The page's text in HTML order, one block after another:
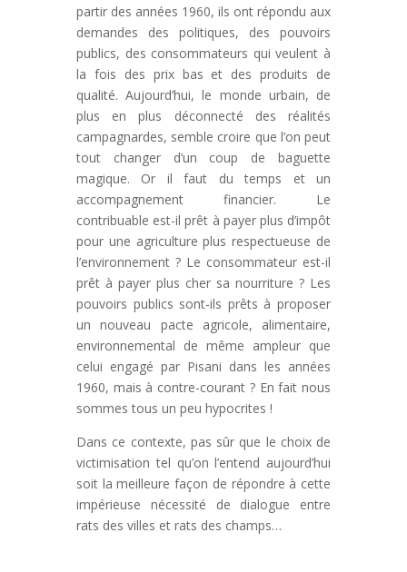
partir des années 1960, ils ont répondu aux
demandes des politiques, des pouvoirs
publics, des consommateurs qui veulent à
la fois des prix bas et des produits de
qualité. Aujourd’hui, le monde urbain, de
plus en plus déconnecté des réalités
campagnardes, semble croire que l’on peut
tout changer d’un coup de baguette
magique. Or il faut du temps et un
accompagnement financier. Le
contribuable est-il prêt à payer plus d’impôt
pour une agriculture plus respectueuse de
l’environnement ? Le consommateur est-il
prêt à payer plus cher sa nourriture ? Les
pouvoirs publics sont-ils prêts à proposer
un nouveau pacte agricole, alimentaire,
environnemental de même ampleur que
celui engagé par Pisani dans les années
1960, mais à contre-courant ? En fait nous
sommes tous un peu hypocrites !
Dans ce contexte, pas sûr que le choix de
victimisation tel qu’on l’entend aujourd’hui
soit la meilleure façon de répondre à cette
impérieuse nécessité de dialogue entre
rats des villes et rats des champs…